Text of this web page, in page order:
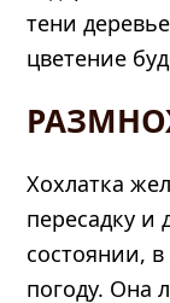
тени
цветение
Хохлатка
пересадку и
состоянии,
погоду. Она